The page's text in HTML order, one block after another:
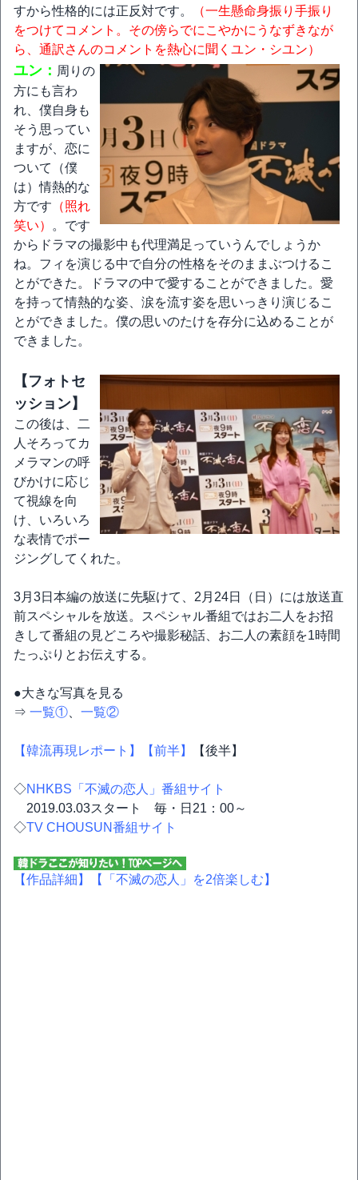
すから性格的には正反対です。
（一生懸命身振り手振り
をつけてコメント。その傍らでにこやかにうなずきなが
ら、通訳さんのコメントを熱心に聞くユン・シユン）
ユン： 周りの
方にも言わ
れ、僕自身も
そう思ってい
ますが、恋に
ついて（僕
は）情熱的な
方です （照れ
笑い）
。です
からドラマの撮影中も代理満足っていうんでしょうか
ね。フィを演じる中で自分の性格をそのままぶつけるこ
とができた。ドラマの中で愛することができました。愛
を持って情熱的な姿、涙を流す姿を思いっきり演じるこ
とができました。僕の思いのたけを存分に込めることが
できました。
【フォトセ
ッション】
この後は、二
人そろってカ
メラマンの呼
びかけに応じ
て視線を向
け、いろいろ
な表情でポー
ジングしてくれた。
3月3日本編の放送に先駆けて、2月24日（日）には放送直
前スペシャルを放送。スペシャル番組ではお二人をお招
きして番組の見どころや撮影秘話、お二人の素顔を1時間
たっぷりとお伝えする。
●大きな写真を見る
⇒ 一覧① 一覧②
【韓流再現レポート】 【前半】 【後半】
◇NHKBS「不滅の恋人」番組サイト
2019.03.03スタート 毎・日21：00～
◇TV CHOUSUN番組サイト
【作品詳細】 【「不滅の恋人」を2倍楽しむ】